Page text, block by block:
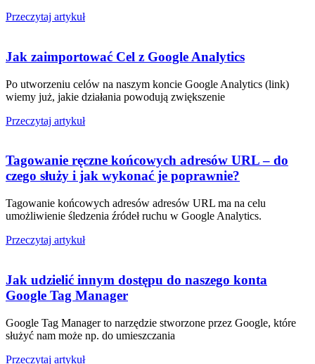
Przeczytaj artykuł
Jak zaimportować Cel z Google Analytics
Po utworzeniu celów na naszym koncie Google Analytics (link)
wiemy już, jakie działania powodują zwiększenie
Przeczytaj artykuł
Tagowanie ręczne końcowych adresów URL – do
czego służy i jak wykonać je poprawnie?
Tagowanie końcowych adresów adresów URL ma na celu
umożliwienie śledzenia źródeł ruchu w Google Analytics.
Przeczytaj artykuł
Jak udzielić innym dostępu do naszego konta
Google Tag Manager
Google Tag Manager to narzędzie stworzone przez Google, które
służyć nam może np. do umieszczania
Przeczytaj artykuł